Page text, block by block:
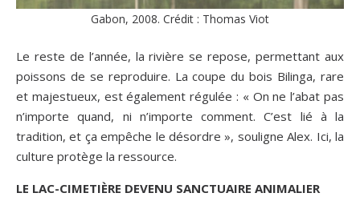
Gabon, 2008. Crédit : Thomas Viot
Le reste de l’année, la rivière se repose, permettant aux
poissons de se reproduire. La coupe du bois Bilinga, rare
et majestueux, est également régulée : « On ne l’abat pas
n’importe quand, ni n’importe comment. C’est lié à la
tradition, et ça empêche le désordre », souligne Alex. Ici, la
culture protège la ressource.
LE LAC-CIMETIÈRE DEVENU SANCTUAIRE ANIMALIER